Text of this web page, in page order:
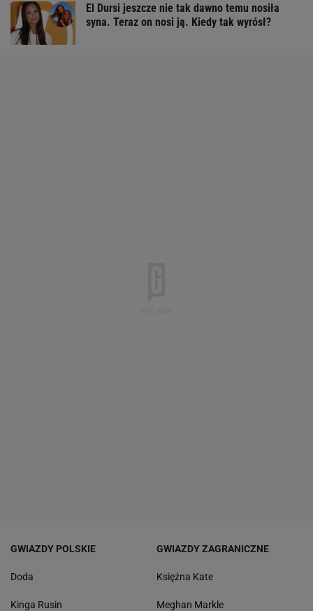
El Dursi jeszcze nie tak dawno temu nosiła
syna. Teraz on nosi ją. Kiedy tak wyrósł?
GWIAZDY POLSKIE
Doda
Kinga Rusin
GWIAZDY ZAGRANICZNE
Księżna Kate
Meghan Markle